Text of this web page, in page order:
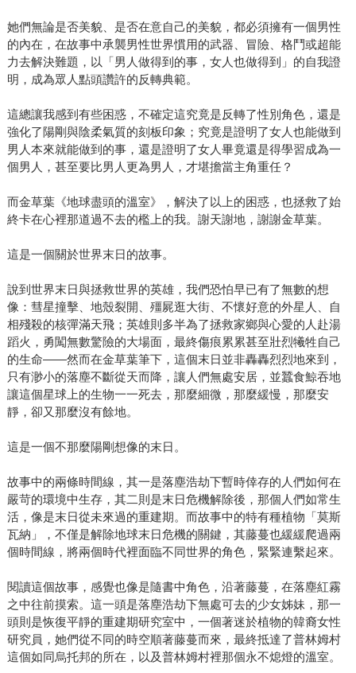
她們無論是否美貌、是否在意自己的美貌，都必須擁有一個男性
的內在，在故事中承襲男性世界慣用的武器、冒險、格鬥或超能
力去解決難題，以「男人做得到的事，女人也做得到」的自我證
明，成為眾人點頭讚許的反轉典範。
這總讓我感到有些困惑，不確定這究竟是反轉了性別角色，還是
強化了陽剛與陰柔氣質的刻板印象；究竟是證明了女人也能做到
男人本來就能做到的事，還是證明了女人畢竟還是得學習成為一
個男人，甚至要比男人更為男人，才堪擔當主角重任？
而金草葉《地球盡頭的溫室》，解決了以上的困惑，也拯救了始
終卡在心裡那道過不去的檻上的我。謝天謝地，謝謝金草葉。
這是一個關於世界末日的故事。
說到世界末日與拯救世界的英雄，我們恐怕早已有了無數的想
像：彗星撞擊、地殼裂開、殭屍逛大街、不懷好意的外星人、自
相殘殺的核彈滿天飛；英雄則多半為了拯救家鄉與心愛的人赴湯
蹈火，勇闖無數驚險的大場面，最終傷痕累累甚至壯烈犧牲自己
的生命——然而在金草葉筆下，這個末日並非轟轟烈烈地來到，
只有渺小的落塵不斷從天而降，讓人們無處安居，並蠶食鯨吞地
讓這個星球上的生物一一死去，那麼細微，那麼緩慢，那麼安
靜，卻又那麼沒有餘地。
這是一個不那麼陽剛想像的末日。
故事中的兩條時間線，其一是落塵浩劫下暫時倖存的人們如何在
嚴苛的環境中生存，其二則是末日危機解除後，那個人們如常生
活，像是末日從未來過的重建期。而故事中的特有種植物「莫斯
瓦納」，不僅是解除地球末日危機的關鍵，其藤蔓也緩緩爬過兩
個時間線，將兩個時代裡面臨不同世界的角色，緊緊連繫起來。
閱讀這個故事，感覺也像是隨書中角色，沿著藤蔓，在落塵紅霧
之中往前摸索。這一頭是落塵浩劫下無處可去的少女姊妹，那一
頭則是恢復平靜的重建期研究室中，一個著迷於植物的韓裔女性
研究員，她們從不同的時空順著藤蔓而來，最終抵達了普林姆村
這個如同烏托邦的所在，以及普林姆村裡那個永不熄燈的溫室。